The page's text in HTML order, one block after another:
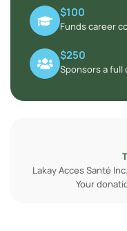
$100
Funds career
$250
Sponsors a full
Lakay Acces Santé
Your